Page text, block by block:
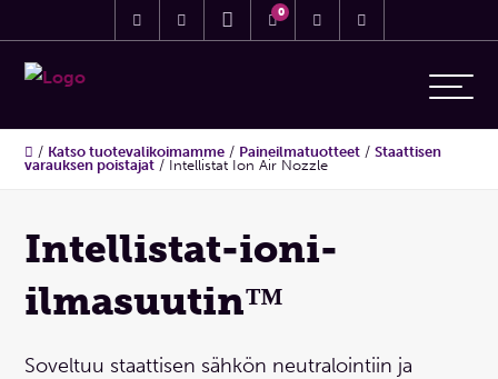
0
/ Katso tuotevalikoimamme / Paineilmatuotteet /Staattisen
varauksen poistajat / Intellistat Ion Air Nozzle
Intellistat-ioni-
ilmasuutin™
Soveltuu staattisen sähkön neutralointiin ja